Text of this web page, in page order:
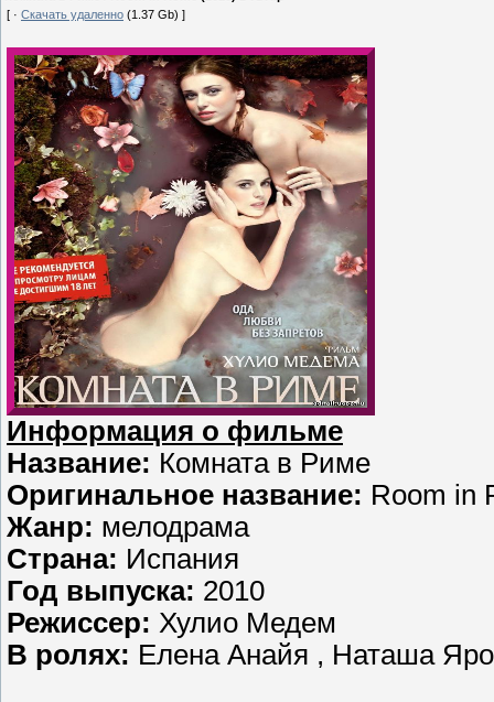
[ · Скачать удаленно (1.37 Gb) ]
Информация о фильме
Название: Комната в Риме
Оригинальное название: Room in
Жанр: мелодрама
Страна: Испания
Год выпуска: 2010
Режиссер: Хулио Медем
В ролях: Елена Анайя , Наташа